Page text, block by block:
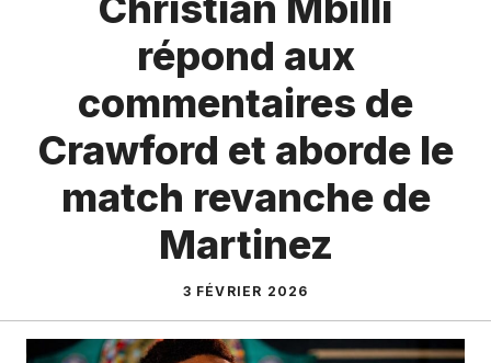
répond aux
commentaires de
Crawford et aborde le
match revanche de
Martinez
3 FÉVRIER 2026